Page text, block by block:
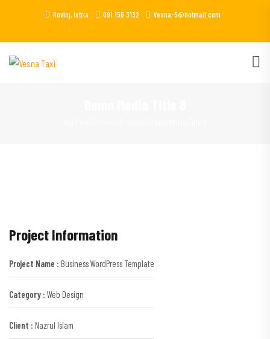
Rovinj, Istria 091 156 3132 Vesna-5@hotmail.com
Project Information
Project Name : Business WordPress Template
Category : Web Design
Client : Nazrul Islam